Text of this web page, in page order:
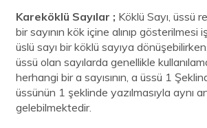
Kareköklü Sayılar ; Köklü Sayı, üssü
bir sayının kök içine alınıp gösterilmesi
üslü sayı bir köklü sayıya
üssü olan sayılarda genellikle
herhangi bir a sayısının, a üssü 1
üssünün 1 şeklinde yazılmasıyla aynı
gelebilmektedir.